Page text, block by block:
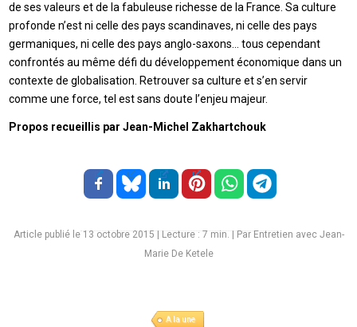
de ses valeurs et de la fabuleuse richesse de la France. Sa culture
profonde n’est ni celle des pays scandinaves, ni celle des pays
germaniques, ni celle des pays anglo-saxons… tous cependant
confrontés au même défi du développement économique dans un
contexte de globalisation. Retrouver sa culture et s’en servir
comme une force, tel est sans doute l’enjeu majeur.
Propos recueillis par Jean-Michel Zakhartchouk
Article publié le 13 octobre 2015|Lecture : 7 min. | Par Entretien avec Jean-
Marie De Ketele
A la une